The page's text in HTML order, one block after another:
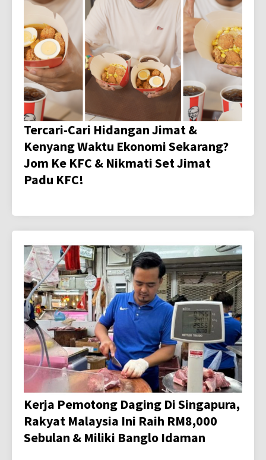
Tercari-Cari Hidangan Jimat &
Kenyang Waktu Ekonomi Sekarang?
Jom Ke KFC & Nikmati Set Jimat
Padu KFC!
Kerja Pemotong Daging Di Singapura,
Rakyat Malaysia Ini Raih RM8,000
Sebulan & Miliki Banglo Idaman